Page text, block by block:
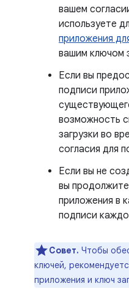
вашем
используете
приложения
вашим ключом
Если вы
подписи
возможность
загрузки во
согласия для
Если вы не
вы
приложения в
подписи
Совет. Чтобы
ключей,
приложения и ключ